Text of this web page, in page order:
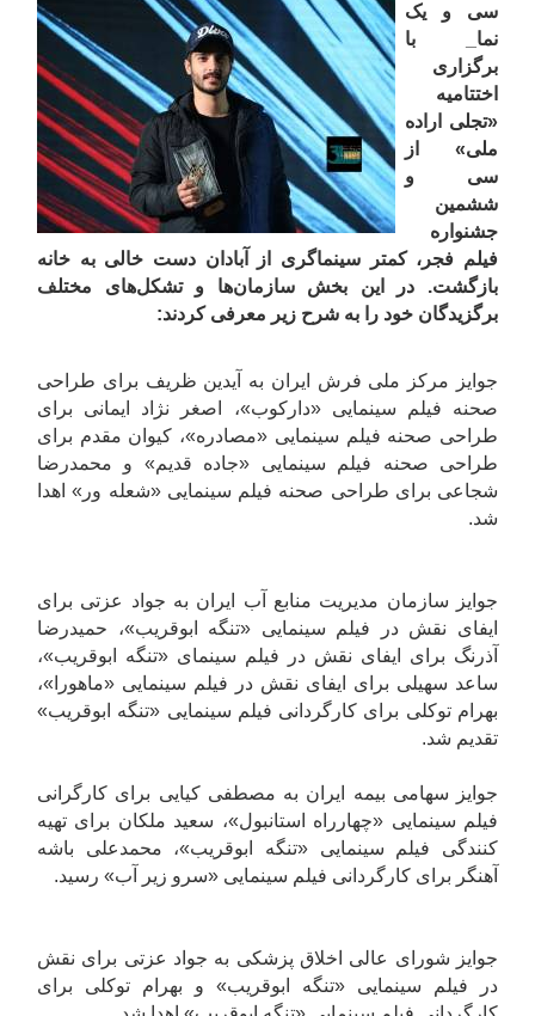
سی و یک
نما_ با
برگزاری
اختتامیه
«تجلی اراده
ملی» از
سی و
ششمین
جشنواره
فیلم فجر، کمتر سینماگری از آبادان دست خالی به خانه
بازگشت. در این بخش سازمان‌ها و تشکل‌های مختلف
برگزیدگان خود را به شرح زیر معرفی کردند:
جوایز مرکز ملی فرش ایران به آیدین ظریف برای طراحی
صحنه فیلم سینمایی «دارکوب»، اصغر نژاد ایمانی برای
طراحی صحنه فیلم سینمایی «مصادره»، کیوان مقدم برای
طراحی صحنه فیلم سینمایی «جاده قدیم» و محمدرضا
شجاعی برای طراحی صحنه فیلم سینمایی «شعله ور» اهدا
شد.
جوایز سازمان مدیریت منابع آب ایران به جواد عزتی برای
ایفای نقش در فیلم سینمایی «تنگه ابوقریب»، حمیدرضا
آذرنگ برای ایفای نقش در فیلم سینمای «تنگه ابوقریب»،
ساعد سهیلی برای ایفای نقش در فیلم سینمایی «ماهورا»،
بهرام توکلی برای کارگردانی فیلم سینمایی «تنگه ابوقریب»
تقدیم شد.
جوایز سهامی بیمه ایران به مصطفی کیایی برای کارگرانی
فیلم سینمایی «چهارراه استانبول»، سعید ملکان برای تهیه
کنندگی فیلم سینمایی «تنگه ابوقریب»، محمدعلی باشه
آهنگر برای کارگردانی فیلم سینمایی «سرو زیر آب» رسید.
جوایز شورای عالی اخلاق پزشکی به جواد عزتی برای نقش
در فیلم سینمایی «تنگه ابوقریب» و بهرام توکلی برای